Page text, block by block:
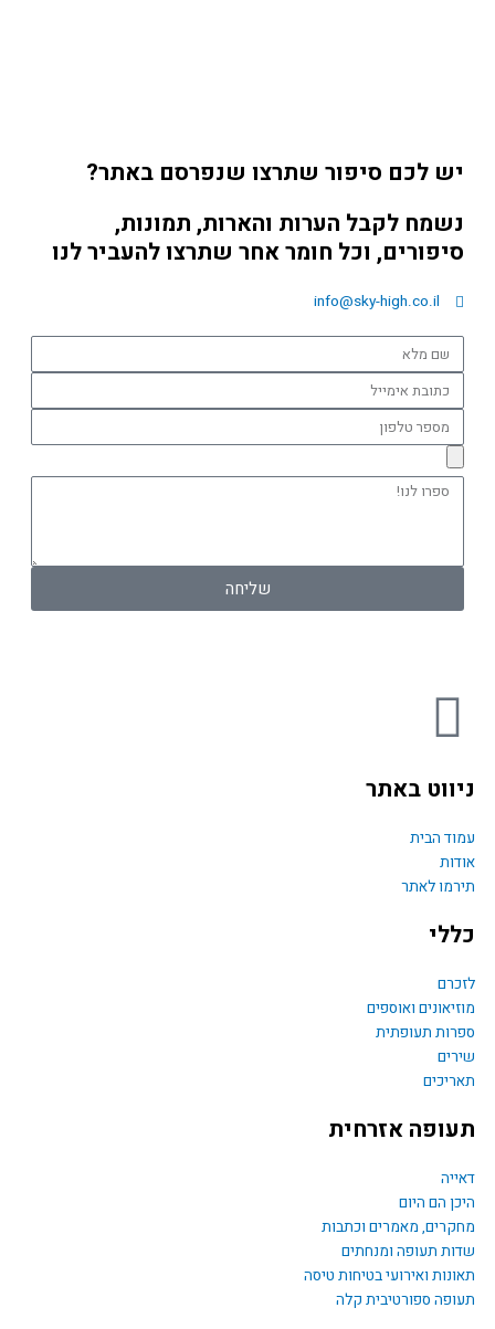
יש לכם סיפור שתרצו שנפרסם באתר?
נשמח לקבל הערות והארות, תמונות,
סיפורים, וכל חומר אחר שתרצו להעביר לנו
info@sky-high.co.il
שם
מלא
כתובת
אימייל
מספר
טלפון
ספרו
שליחה
F
a
c
e
b
o
o
k
ניווט באתר
עמוד הבית
אודות
תירמו לאתר
כללי
לזכרם
מוזיאונים ואוספים
ספרות תעופתית
שירים
תאריכים
תעופה אזרחית
דאייה
היכן הם היום
מחקרים, מאמרים וכתבות
שדות תעופה ומנחתים
תאונות ואירועי בטיחות טיסה
תעופה ספורטיבית קלה